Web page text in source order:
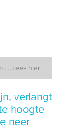
.....Lees hier
verlangt
hoogte
neer